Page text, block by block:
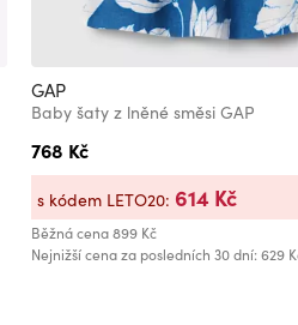
GAP
Baby šaty z lněné směsi GAP
768 Kč
Běžná cena899 Kč
Nejnižší cena za posledních 30 dní: 629
s kódem LETO20: 614 Kč